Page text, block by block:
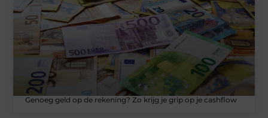
Genoeg geld op de rekening? Zo krijg je grip op je cashflow